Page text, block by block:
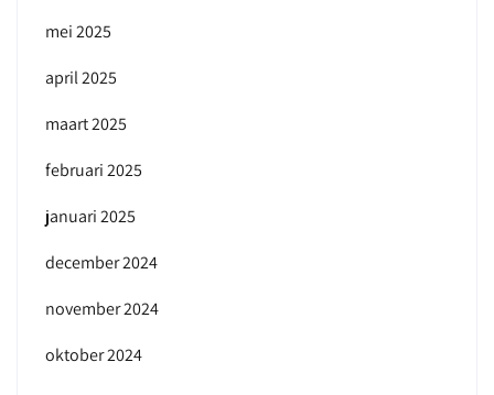
mei 2025
april 2025
maart 2025
februari 2025
januari 2025
december 2024
november 2024
oktober 2024